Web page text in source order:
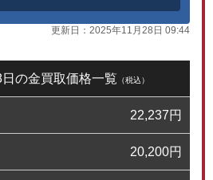
更新日： 2025年11月28日 09:44
の金買取価格一覧 （税込）
22,237円
20,200円